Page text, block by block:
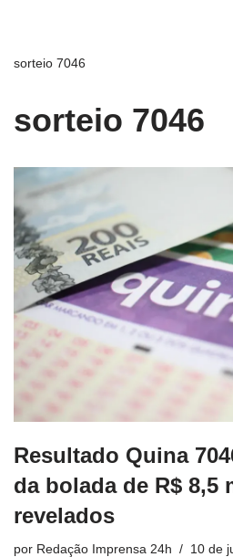
sorteio 7046
sorteio 7046
Resultado Quina
da bolada de R$ 8,5
revelados
por Redação Imprensa 24h
10 de